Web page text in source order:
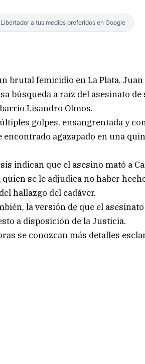
a tus medios preferidos en Google
femicidio en La Plata. Juan
búsqueda a raíz del asesinato
Lisandro Olmos.
golpes, ensangrentada y
agazapado en una
indican que el asesino mató a
se le adjudica no haber
hallazgo del cadáver.
la versión de que el
a disposición de la Justicia.
se conozcan más detalles